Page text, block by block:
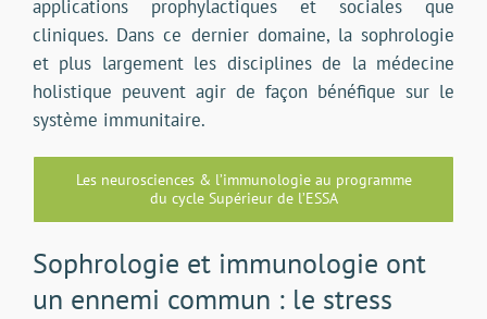
applications prophylactiques et sociales que
cliniques. Dans ce dernier domaine, la sophrologie
et plus largement les disciplines de la médecine
holistique peuvent agir de façon bénéfique sur le
système immunitaire.
Les neurosciences & l’immunologie au programme
du cycle Supérieur de l’ESSA
Sophrologie et immunologie ont
un ennemi commun : le stress